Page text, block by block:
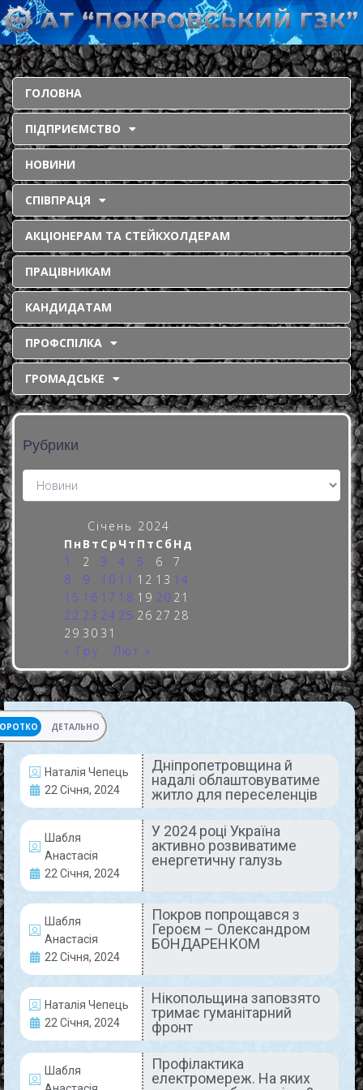
ГОЛОВНА
ПІДПРИЄМСТВО
НОВИНИ
СПІВПРАЦЯ
АКЦІОНЕРАМ ТА СТЕЙКХОЛДЕРАМ
ПРАЦІВНИКАМ
КАНДИДАТАМ
ПРОФСПІЛКА
ГРОМАДСЬКЕ
Рубрики
Січень 2024
Пн Вт Ср Чт Пт Сб Нд
1
2 3 4 5 6
7
8
9 10 11 12 13 14
15 16 17 18 19 20 21
22 23 24 25 26 27 28
29 30 31
« Гру
Лют »
ДЕТАЛЬНО
Наталія Чепець
22 Січня, 2024
Дніпропетровщина й
надалі облаштовуватиме
житло для переселенців
Шабля
Анастасія
22 Січня, 2024
У 2024 році Україна
активно розвиватиме
енергетичну галузь
Шабля
Анастасія
22 Січня, 2024
Покров попрощався з
Героєм – Олександром
БОНДАРЕНКОМ
Наталія Чепець
22 Січня, 2024
Нікопольщина заповзято
тримає гуманітарний
фронт
Шабля
Профілактика
електромереж. На яких
ДНІПРОПЕТРОВЩИНА СЬОГОДНІ
Дніпропетровщина й надалі
облаштовуватиме житло для
переселенців
Багато людей, котрі були змушені тікати від війни,
обласна влада планує збільшити кількість житла
для переселенців, котрих налічується